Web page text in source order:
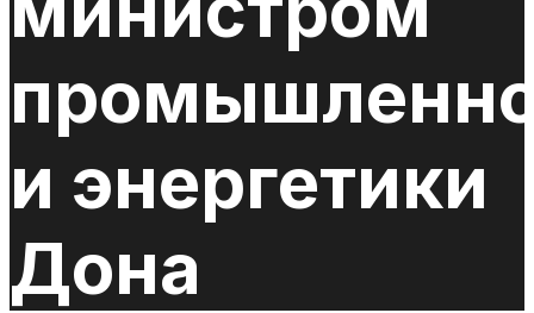
и энергетики
Дона